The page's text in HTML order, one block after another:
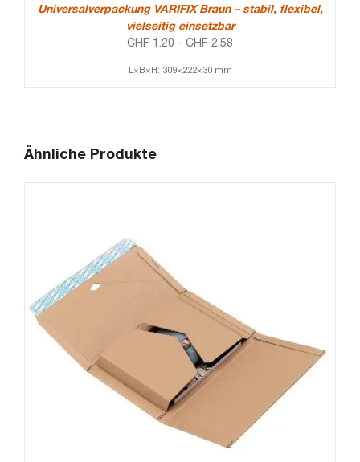
Universalverpackung VARIFIX Braun – stabil, flexibel,
vielseitig einsetzbar
CHF 1.20 - CHF 2.58
L×B×H: 309×222×30 mm
Ähnliche Produkte